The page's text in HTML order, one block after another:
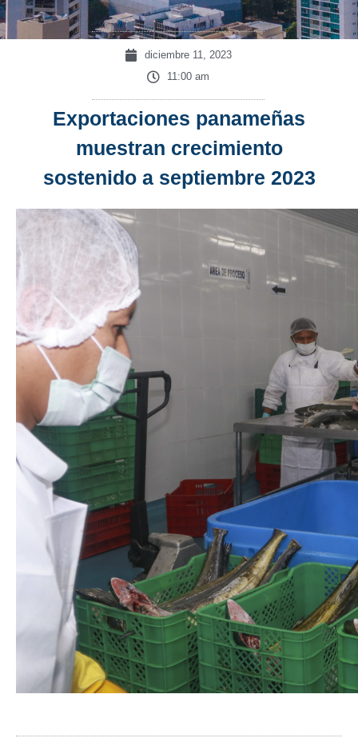
diciembre 11, 2023
11:00 am
Exportaciones panameñas
muestran crecimiento
sostenido a septiembre 2023